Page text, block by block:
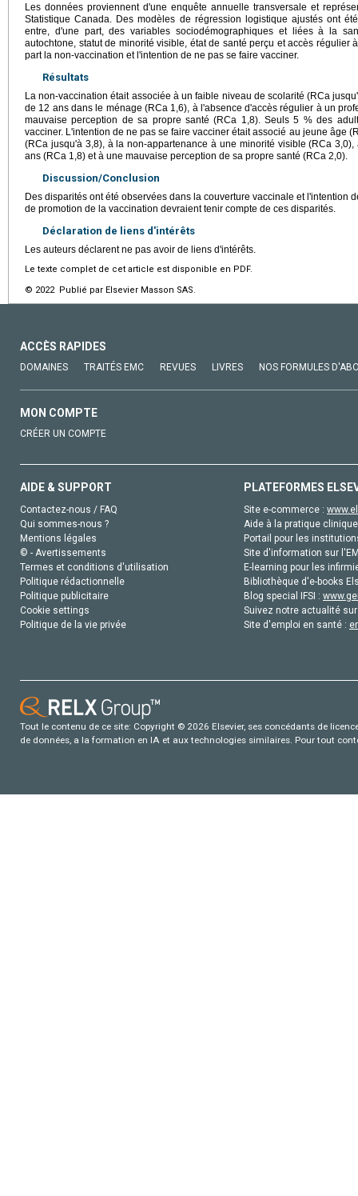
Les données proviennent d'une enquête annuelle transversale et
Statistique Canada. Des modèles de régression logistique ajustés ont
entre, d'une part, des variables sociodémographiques et liées à la
autochtone, statut de minorité visible, état de santé perçu et accès régulier
part la non-vaccination et l'intention de ne pas se faire vacciner.
Résultats
La non-vaccination était associée à un faible niveau de scolarité (RCa
de 12 ans dans le ménage (RCa 1,6), à l'absence d'accès régulier à un
mauvaise perception de sa propre santé (RCa 1,8). Seuls 5 % des
vacciner. L'intention de ne pas se faire vacciner était associé au jeune âge
(RCa jusqu'à 3,8), à la non-appartenance à une minorité visible (RCa
ans (RCa 1,8) et à une mauvaise perception de sa propre santé (RCa 2,0).
Discussion/Conclusion
Des disparités ont été observées dans la couverture vaccinale et l'intention
de promotion de la vaccination devraient tenir compte de ces disparités.
Déclaration de liens d'intérêts
Les auteurs déclarent ne pas avoir de liens d'intérêts.
Le texte complet de cet article est disponible en PDF.
© 2022 Publié par Elsevier Masson SAS.
ACCÈS RAPIDES
DOMAINES TRAITÉS EMC REVUES LIVRES NOS FORMULES
MON COMPTE
CRÉER UN COMPTE
AIDE & SUPPORT
Contactez-nous / FAQ
Qui sommes-nous ?
Mentions légales
© - Avertissements
Termes et conditions d'utilisation
Politique rédactionnelle
Politique publicitaire
Cookie settings
Politique de la vie privée
PLATEFORMES
Site e-commerce :
Aide à la pratique
Portail pour les
Site d'information sur
E-learning pour les
Bibliothèque d'e-books
Blog special IFSI :
Suivez notre actualité
Site d'emploi en santé :
Tout le contenu de ce site: Copyright © 2026 Elsevier, ses concédants de
de données, a la formation en IA et aux technologies similaires. Pour tout